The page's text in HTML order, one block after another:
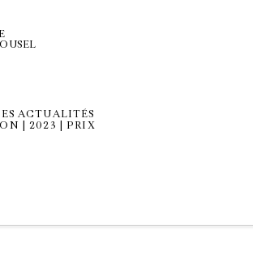
ACTUALITÉS
| 2023 | PRIX